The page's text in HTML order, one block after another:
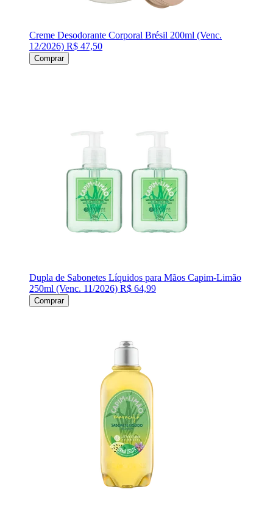
Creme Desodorante Corporal Brésil 200ml (Venc.
12/2026) R$ 47,50
Comprar
Dupla de Sabonetes Líquidos para Mãos Capim-Limão
250ml (Venc. 11/2026) R$ 64,99
Comprar